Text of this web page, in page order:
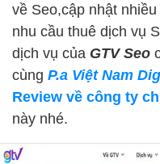
về Seo,cập nhật
nhu cầu thuê dịch vụ
dịch vụ của GTV Seo
cùng P.a Việt Nam
Review về công ty
này nhé.